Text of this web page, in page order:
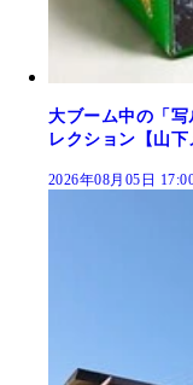
大ブーム中の「
レクション【山下
2026年08月05日